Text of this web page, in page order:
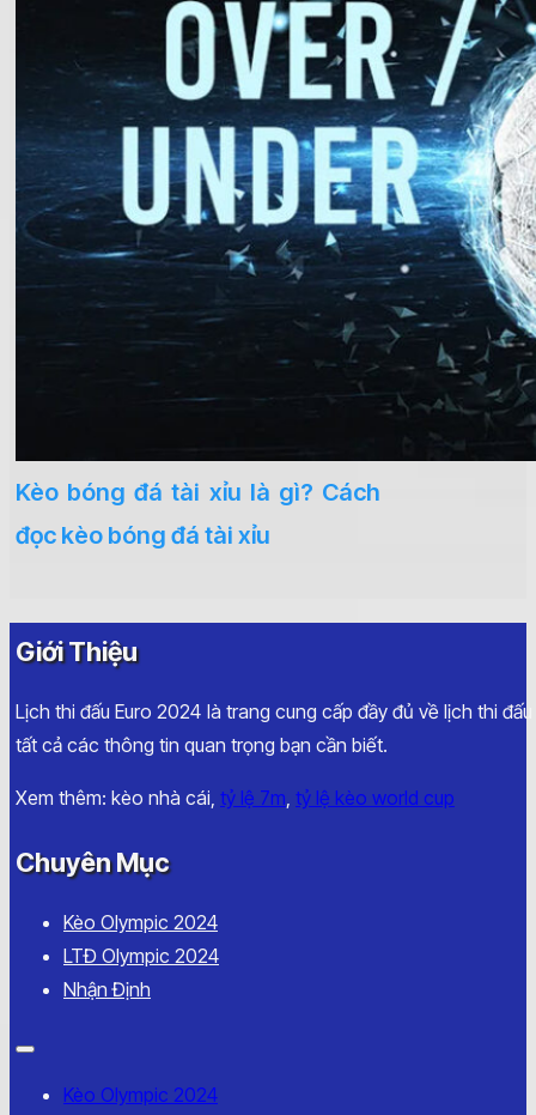
Kèo bóng đá tài xỉu là gì? Cách
đọc kèo bóng đá tài xỉu
Giới Thiệu
Lịch thi đấu Euro 2024 là trang cung cấp đầy đủ về lịch thi
tất cả các thông tin quan trọng bạn cần biết.
Xem thêm: kèo nhà cái, tỷ lệ 7m, tỷ lệ kèo world cup
Chuyên Mục
Kèo Olympic 2024
LTĐ Olympic 2024
Nhận Định
Kèo Olympic 2024